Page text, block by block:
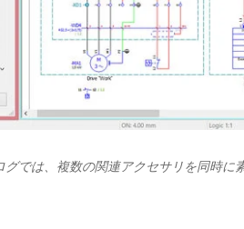
では、複数の関連アクセサリを同時に